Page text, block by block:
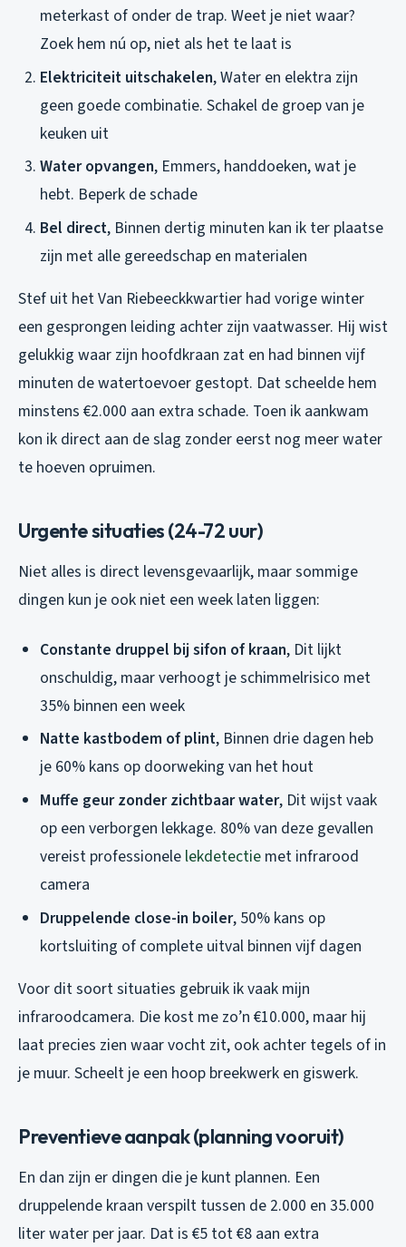
meterkast of onder de trap. Weet je niet waar?
Zoek hem nú op, niet als het te laat is
Elektriciteit uitschakelen, Water en elektra zijn
geen goede combinatie. Schakel de groep van je
keuken uit
Water opvangen, Emmers, handdoeken, wat je
hebt. Beperk de schade
Bel direct, Binnen dertig minuten kan ik ter plaatse
zijn met alle gereedschap en materialen
Stef uit het Van Riebeeckkwartier had vorige winter
een gesprongen leiding achter zijn vaatwasser. Hij wist
gelukkig waar zijn hoofdkraan zat en had binnen vijf
minuten de watertoevoer gestopt. Dat scheelde hem
minstens €2.000 aan extra schade. Toen ik aankwam
kon ik direct aan de slag zonder eerst nog meer water
te hoeven opruimen.
Urgente situaties (24-72 uur)
Niet alles is direct levensgevaarlijk, maar sommige
dingen kun je ook niet een week laten liggen:
Constante druppel bij sifon of kraan, Dit lijkt
onschuldig, maar verhoogt je schimmelrisico met
35% binnen een week
Natte kastbodem of plint, Binnen drie dagen heb
je 60% kans op doorweking van het hout
Muffe geur zonder zichtbaar water, Dit wijst vaak
op een verborgen lekkage. 80% van deze gevallen
vereist professionele lekdetectie met infrarood
camera
Druppelende close-in boiler, 50% kans op
kortsluiting of complete uitval binnen vijf dagen
Voor dit soort situaties gebruik ik vaak mijn
infraroodcamera. Die kost me zo’n €10.000, maar hij
laat precies zien waar vocht zit, ook achter tegels of in
je muur. Scheelt je een hoop breekwerk en giswerk.
Preventieve aanpak (planning vooruit)
En dan zijn er dingen die je kunt plannen. Een
druppelende kraan verspilt tussen de 2.000 en 35.000
liter water per jaar. Dat is €5 tot €8 aan extra